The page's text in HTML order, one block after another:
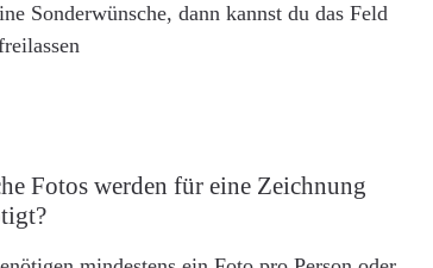
Sonderwünsche, dann kannst du das Feld
Fotos werden für eine Zeichnung